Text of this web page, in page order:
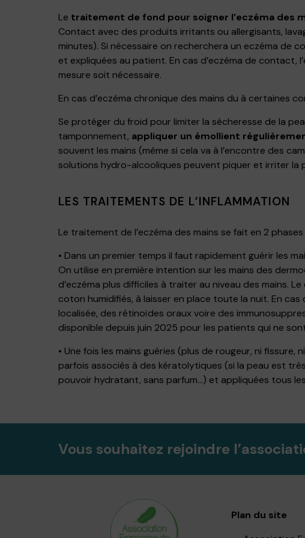
Le traitement de fond pour soigner l’eczéma des
Contact avec des produits irritants ou allergisants,
minutes). Si nécessaire on recherchera un eczéma de
et expliquées au patient. En cas d’eczéma de contact,
mesure soit nécessaire.
En cas d’eczéma chronique des mains du à certaines
Se protéger du froid pour limiter la sécheresse de la
tamponnement, appliquer un émollient
souvent les mains (même si cela va à l’encontre des
solutions hydro-alcooliques peuvent piquer et irriter la
LES TRAITEMENTS DE L’INFLAMMATION
Le traitement de l’eczéma des mains se fait en 2 phases
• Dans un premier temps il faut rapidement guérir les
On utilise en première intention sur les mains des
d’eczéma plus difficiles à traiter au niveau des mains.
coton humidifiés, à laisser en place toute la nuit. En
localisée, des rétinoïdes oraux voire des
disponible depuis juin 2025 pour les patients qui ne
• Une fois les mains guéries (plus de rougeur, ni
parfois associés à des kératolytiques (si la peau est
pouvoir hydratant, sans parfum…) et appliquées tous
Vous souhaitez rejoindre
Plan du site